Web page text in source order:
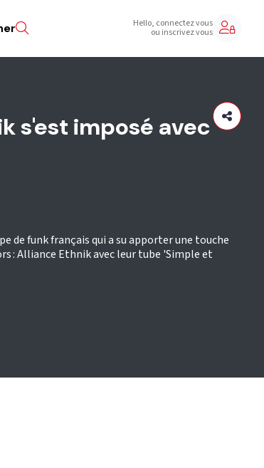
Hello, connectez vous
ou inscrivez vous
s'est imposé avec
de funk français qui a su apporter une touche
: Alliance Ethnik avec leur tube 'Simple et